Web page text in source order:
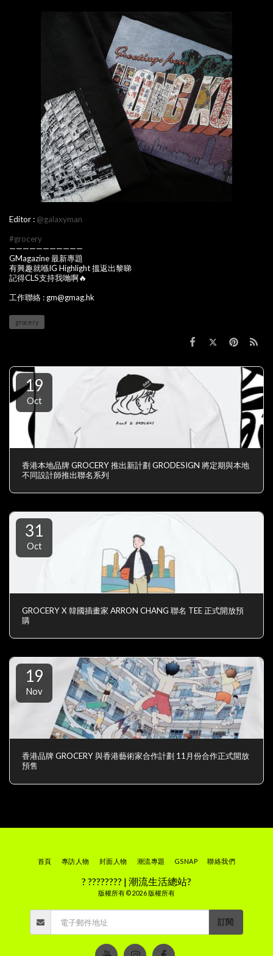
Editor : @galaxyman
#grocery
———————————
GMagazine 最新專題
有興趣就喺IG Highlight 搵返出黎睇
記得CLS支持我哋啊🔥
工作聯絡 : gm@gmag.hk
grocery
19
Oct
香港本地品牌 GROCERY 推出新計劃 GRODESIGN 將定期與本地
不同設計師推出聯名系列
31
Oct
GROCERY X 韓國插畫家 ARRON CHANG 聯名 TEE 正式開放預
購
19
Nov
香港品牌 GROCERY 與香港藝術家合作計劃 11月份合作正式開放
預售
? ???????? | 潮流生活總站?
版權所有 © 2026 版權所有
首頁 專訪人物 封面人物 潮流專題 GSNAP 聯絡我們
訂閱